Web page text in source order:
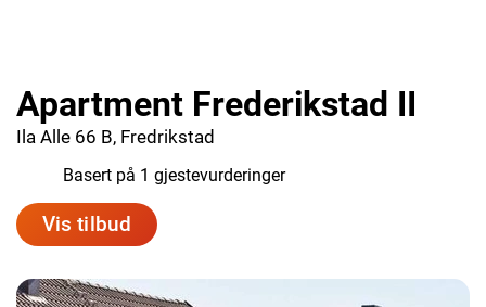
Apartment Frederikstad II
Ila Alle 66 B, Fredrikstad
Basert på 1 gjestevurderinger
Vis tilbud